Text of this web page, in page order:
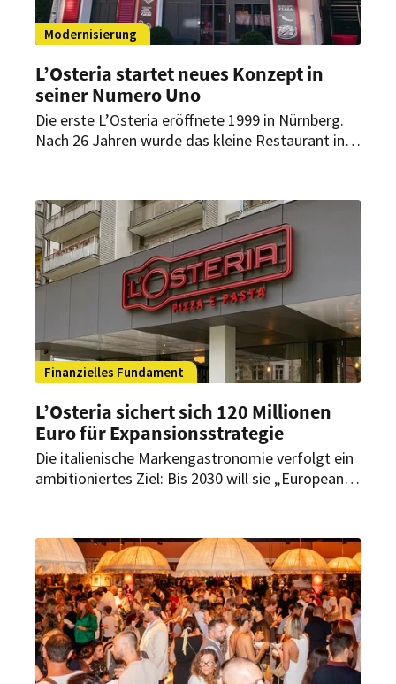
Modernisierung
L’Osteria startet neues Konzept in
seiner Numero Uno
Die erste L’Osteria eröffnete 1999 in Nürnberg.
Nach 26 Jahren wurde das kleine Restaurant in
einem neuen Konzept.
Finanzielles Fundament
L’Osteria sichert sich 120 Millionen
Euro für Expansionsstrategie
Die italienische Markengastronomie verfolgt ein
ambitioniertes Ziel: Bis 2030 will sie „European
wurde nun die finanzielle Basis für das weitere
Wachstum des Unternehmens in Europa gelegt.